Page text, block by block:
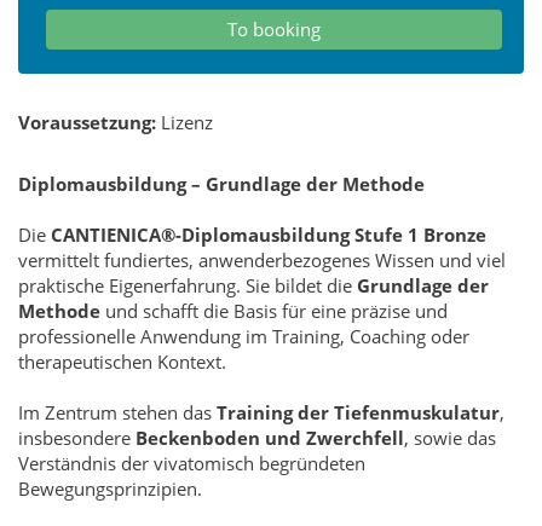
To booking
Voraussetzung: Lizenz
Diplomausbildung – Grundlage der Methode
Die CANTIENICA®-Diplomausbildung Stufe 1 Bronze
vermittelt fundiertes, anwenderbezogenes Wissen und viel
praktische Eigenerfahrung. Sie bildet die Grundlage der
Methode und schafft die Basis für eine präzise und
professionelle Anwendung im Training, Coaching oder
therapeutischen Kontext.
Im Zentrum stehen das Training der Tiefenmuskulatur,
insbesondere Beckenboden und Zwerchfell, sowie das
Verständnis der vivatomisch begründeten
Bewegungsprinzipien.